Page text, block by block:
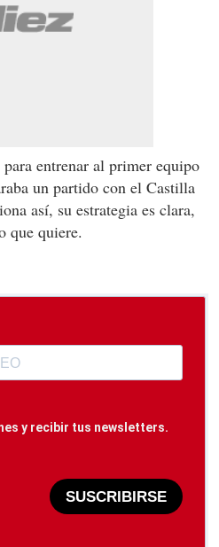
entrenar al primer equipo
un partido con el Castilla
así, su estrategia es clara,
que quiere.
y recibir tus newsletters.
SUSCRIBIRSE